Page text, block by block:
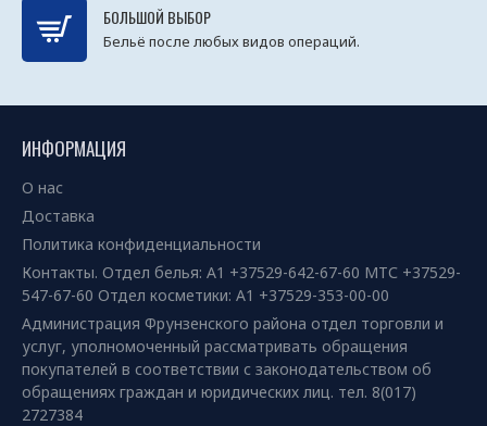
БОЛЬШОЙ ВЫБОР
Бельё после любых видов операций.
ИНФОРМАЦИЯ
О нас
Доставка
Политика конфиденциальности
Контакты. Отдел белья: А1 +37529-642-67-60 МТС +37529-
547-67-60 Отдел косметики: А1 +37529-353-00-00
Администрация Фрунзенского района отдел торговли и
услуг, уполномоченный рассматривать обращения
покупателей в соответствии с законодательством об
обращениях граждан и юридических лиц. тел. 8(017)
2727384